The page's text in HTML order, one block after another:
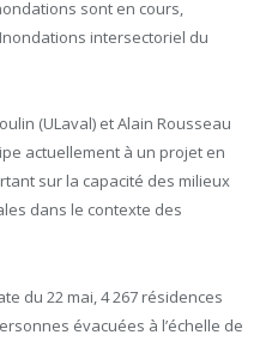
sont en cours,
intersectoriel du
(ULaval) et Alain Rousseau
actuellement à un projet en
sur la capacité des milieux
dans le contexte des
du 22 mai, 4 267 résidences
évacuées à l’échelle de